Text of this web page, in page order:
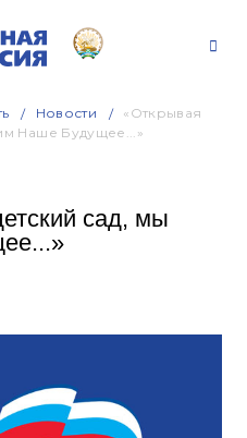
Новости
«Открывая
Наше Будущее...»
сад, мы